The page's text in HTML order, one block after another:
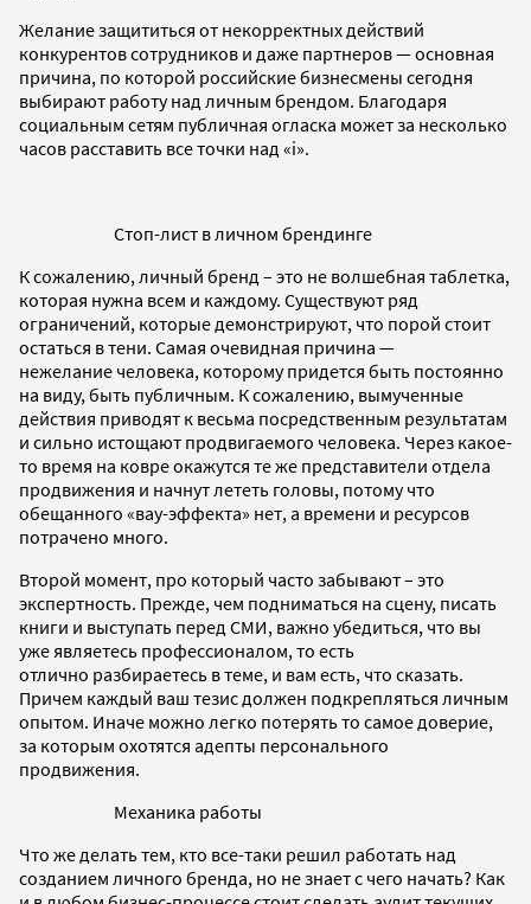
Желание защититься от некорректных действий
конкурентов сотрудников и даже партнеров — основная
причина, по которой российские бизнесмены сегодня
выбирают работу над личным брендом. Благодаря
социальным сетям публичная огласка может за несколько
часов расставить все точки над «i».
Стоп-лист в личном брендинге
К сожалению, личный бренд – это не волшебная таблетка,
которая нужна всем и каждому. Существуют ряд
ограничений, которые демонстрируют, что порой стоит
остаться в тени. Самая очевидная причина —
нежелание человека, которому придется быть постоянно
на виду, быть публичным. К сожалению, вымученные
действия приводят к весьма посредственным результатам
и сильно истощают продвигаемого человека. Через какое-
то время на ковре окажутся те же представители отдела
продвижения и начнут лететь головы, потому что
обещанного «вау-эффекта» нет, а времени и ресурсов
потрачено много.
Второй момент, про который часто забывают – это
экспертность. Прежде, чем подниматься на сцену, писать
книги и выступать перед СМИ, важно убедиться, что вы
уже являетесь профессионалом, то есть
отлично разбираетесь в теме, и вам есть, что сказать.
Причем каждый ваш тезис должен подкрепляться личным
опытом. Иначе можно легко потерять то самое доверие,
за которым охотятся адепты персонального
продвижения.
Механика работы
Что же делать тем, кто все-таки решил работать над
созданием личного бренда, но не знает с чего начать? Как